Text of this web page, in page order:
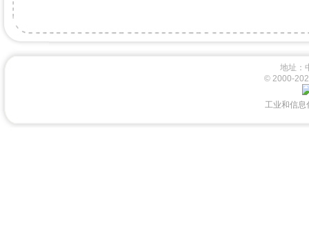
地址
© 2000-
工业和信息